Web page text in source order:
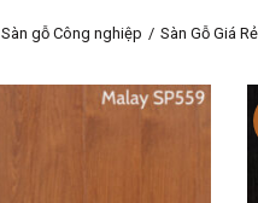
Sàn gỗ Công nghiệp Sàn Gỗ Giá Rẻ